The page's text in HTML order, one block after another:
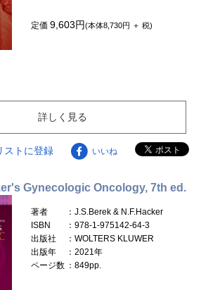
定価9,603円(本体8,730円 ＋ 税)
詳しく見る
ストに登録 いいね
Gynecologic Oncology, 7th ed.
著者
：J.S.Berek & N.F.Hacker
ISBN
：978-1-975142-64-3
出版社
：WOLTERS KLUWER
出版年
：2021年
ページ数 ：849pp.